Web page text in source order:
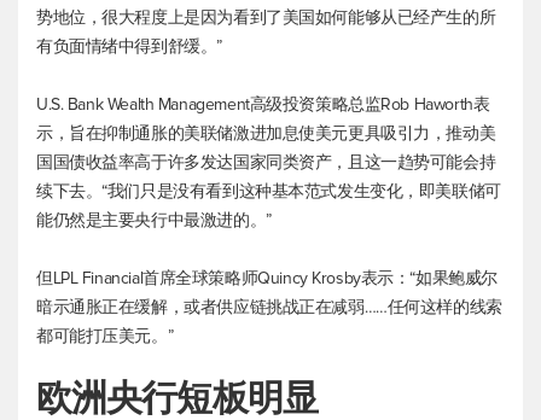
势地位，很大程度上是因为看到了美国如何能够从已经产生的所
有负面情绪中得到舒缓。”
U.S. Bank Wealth Management高级投资策略总监Rob Haworth表
示，旨在抑制通胀的美联储激进加息使美元更具吸引力，推动美
国国债收益率高于许多发达国家同类资产，且这一趋势可能会持
续下去。“我们只是没有看到这种基本范式发生变化，即美联储可
能仍然是主要央行中最激进的。”
但LPL Financial首席全球策略师Quincy Krosby表示：“如果鲍威尔
暗示通胀正在缓解，或者供应链挑战正在减弱……任何这样的线索
都可能打压美元。”
欧洲央行短板明显